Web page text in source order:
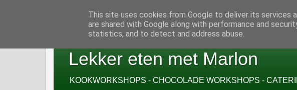
Lekker eten met Marlon
KOOKWORKSHOPS - CHOCOLADE WORKSHOPS -
This site uses cookies from Google to deliver its services
are shared with Google along with performance and
statistics, and to detect and address abuse.